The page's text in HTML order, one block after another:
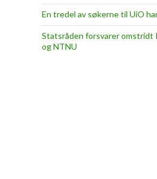
En tredel av søkerne til UiO
Statsråden forsvarer omstridt
og NTNU